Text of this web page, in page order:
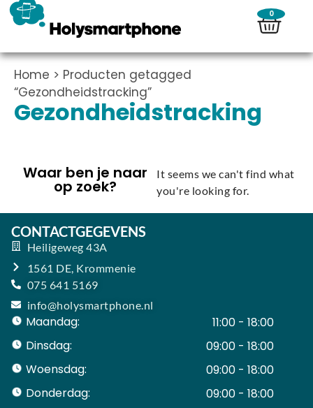
0
Home > Producten getagged
“Gezondheidstracking”
Gezondheidstracking
Waar ben je naar
op zoek?
It seems we can't find what
you're looking for.
CONTACTGEGEVENS
Heiligeweg 43A
1561 DE, Krommenie
075 641 5169
info@holysmartphone.nl
Maandag:
11:00 - 18:00
Dinsdag:
09:00 - 18:00
Woensdag:
09:00 - 18:00
Donderdag:
09:00 - 18:00